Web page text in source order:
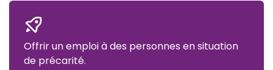
Offrir un emploi à des personnes en situation
de précarité.